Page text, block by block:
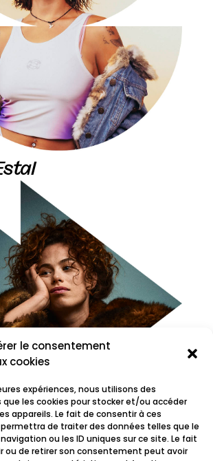
le consentement
cookies
expériences, nous utilisons des
les cookies pour stocker et/ou accéder
appareils. Le fait de consentir à ces
de traiter des données telles que le
ou les ID uniques sur ce site. Le fait
ou de retirer son consentement peut avoir